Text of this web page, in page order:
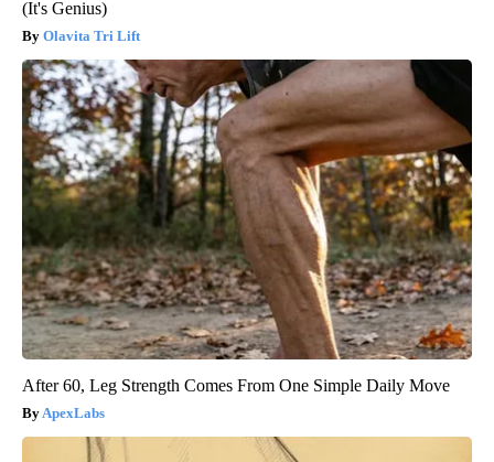
(It's Genius)
Olavita Tri Lift
After 60, Leg Strength Comes From One Simple Daily Move
ApexLabs